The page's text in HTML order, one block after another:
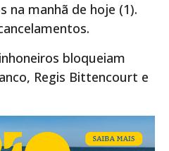
na manhã de hoje (1).
bloqueiam
Regis Bittencourt e